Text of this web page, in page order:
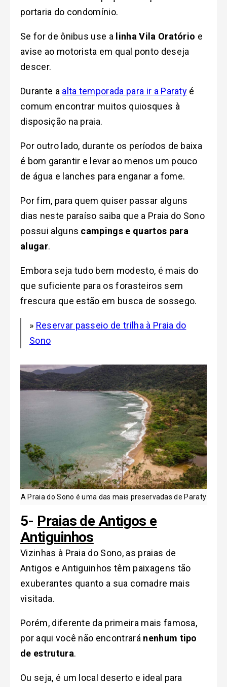
portaria do condomínio.
Se for de ônibus use a linha Vila Oratório e
avise ao motorista em qual ponto deseja
descer.
Durante a alta temporada para ir a Paraty é
comum encontrar muitos quiosques à
disposição na praia.
Por outro lado, durante os períodos de baixa
é bom garantir e levar ao menos um pouco
de água e lanches para enganar a fome.
Por fim, para quem quiser passar alguns
dias neste paraíso saiba que a Praia do Sono
possui alguns campings e quartos para
alugar.
Embora seja tudo bem modesto, é mais do
que suficiente para os forasteiros sem
frescura que estão em busca de sossego.
» Reservar passeio de trilha à Praia do
Sono
A Praia do Sono é uma das mais preservadas de Paraty
5- Praias de Antigos e
Antiguinhos
Vizinhas à Praia do Sono, as praias de
Antigos e Antiguinhos têm paixagens tão
exuberantes quanto a sua comadre mais
visitada.
Porém, diferente da primeira mais famosa,
por aqui você não encontrará nenhum tipo
de estrutura.
Ou seja, é um local deserto e ideal para